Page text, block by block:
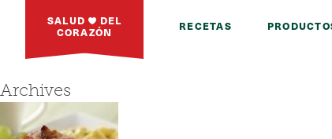
SALUD DEL
CORAZÓN RECETAS
Archives